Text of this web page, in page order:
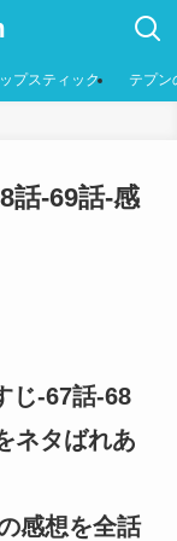
プスティック テプン
話-69話-感
じ-67話-68
ネタばれあ
感想を全話